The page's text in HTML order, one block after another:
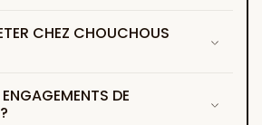
CHEZ CHOUCHOUS
DE